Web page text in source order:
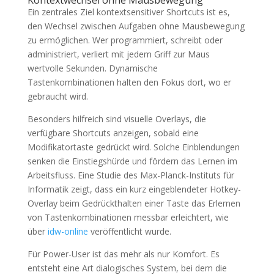
Ein zentrales Ziel kontextsensitiver Shortcuts ist es,
den Wechsel zwischen Aufgaben ohne Mausbewegung
zu ermöglichen. Wer programmiert, schreibt oder
administriert, verliert mit jedem Griff zur Maus
wertvolle Sekunden. Dynamische
Tastenkombinationen halten den Fokus dort, wo er
gebraucht wird.
Besonders hilfreich sind visuelle Overlays, die
verfügbare Shortcuts anzeigen, sobald eine
Modifikatortaste gedrückt wird. Solche Einblendungen
senken die Einstiegshürde und fördern das Lernen im
Arbeitsfluss. Eine Studie des Max-Planck-Instituts für
Informatik zeigt, dass ein kurz eingeblendeter Hotkey-
Overlay beim Gedrückthalten einer Taste das Erlernen
von Tastenkombinationen messbar erleichtert, wie
über idw-online veröffentlicht wurde.
Für Power-User ist das mehr als nur Komfort. Es
entsteht eine Art dialogisches System, bei dem die